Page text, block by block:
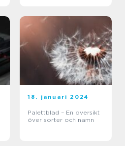
18. januari 2024
Palettblad – En översikt
över sorter och namn